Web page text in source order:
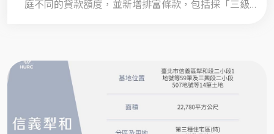
庭不同的貸款額度，並新增排富條款，包括採「三級